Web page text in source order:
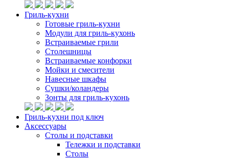
Гриль-кухни
Готовые гриль-кухни
Модули для гриль-кухонь
Встраиваемые грили
Столешницы
Встраиваемые конфорки
Мойки и смесители
Навесные шкафы
Сушки/коландеры
Зонты для гриль-кухонь
Гриль-кухни под ключ
Аксессуары
Столы и подставки
Тележки и подставки
Столы